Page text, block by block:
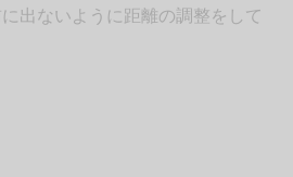
出ないように距離の調整をして